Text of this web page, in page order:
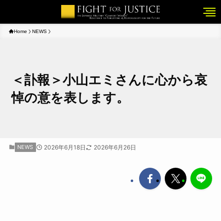
Home NEWS
＜訃報＞小山エミさんに心から哀
悼の意を表します。
NEWS 2026年6月18日 2026年6月26日